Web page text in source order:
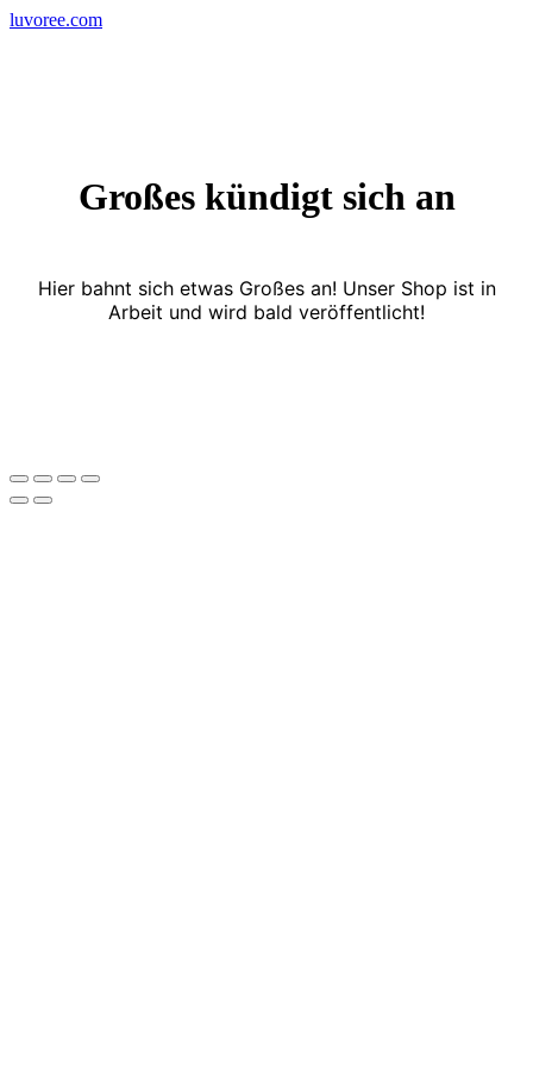
Skip
luvoree.com
Großes kündigt sich an
Hier bahnt sich etwas Großes an! Unser Shop ist in
Arbeit und wird bald veröffentlicht!